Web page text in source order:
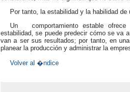
Por tanto, la estabilidad y la habilidad
Un comportamiento estable
estabilidad, se puede predecir cómo se va
van a ser sus resultados; por tanto, en
planear la producción y administrar la
Volver al �ndice